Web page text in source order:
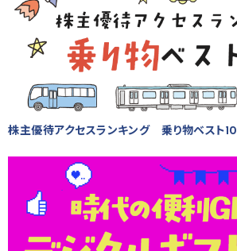
株主優待アクセスランキング 乗り物ベスト10